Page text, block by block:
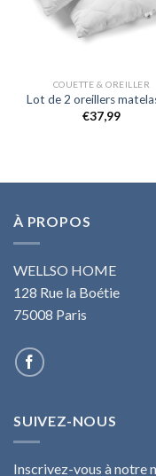
COUETTE & OREILLER
Lot de 2 oreillers
€37,99
À PROPOS
WELLSO HOME
128 Rue la Boétie
75008 Paris
SUIVEZ-NOUS
Inscrivez-vous à notre